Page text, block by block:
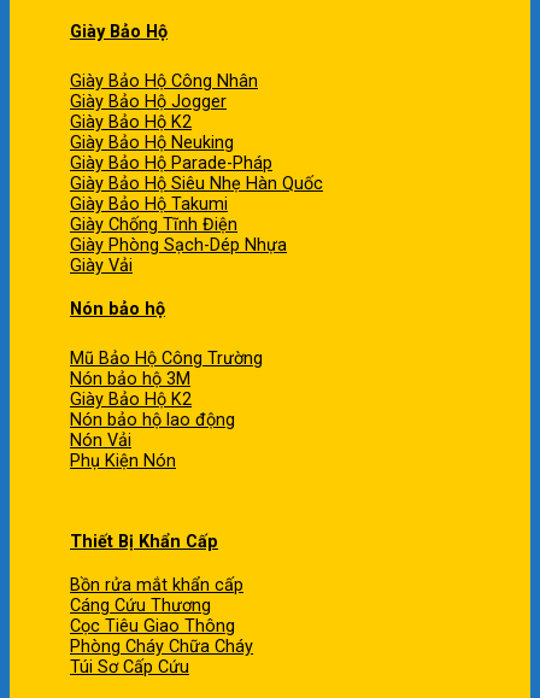
Giày Bảo Hộ
Giày Bảo Hộ Công Nhân
Giày Bảo Hộ Jogger
Giày Bảo Hộ K2
Giày Bảo Hộ Neuking
Giày Bảo Hộ Parade-Pháp
Giày Bảo Hộ Siêu Nhẹ Hàn Quốc
Giày Bảo Hộ Takumi
Giày Chống Tĩnh Điện
Giày Phòng Sạch-Dép Nhựa
Giày Vải
Nón bảo hộ
Mũ Bảo Hộ Công Trường
Nón bảo hộ 3M
Giày Bảo Hộ K2
Nón bảo hộ lao động
Nón Vải
Phụ Kiện Nón
Thiết Bị Khẩn Cấp
Bồn rửa mắt khẩn cấp
Cáng Cứu Thương
Cọc Tiêu Giao Thông
Phòng Cháy Chữa Cháy
Túi Sơ Cấp Cứu